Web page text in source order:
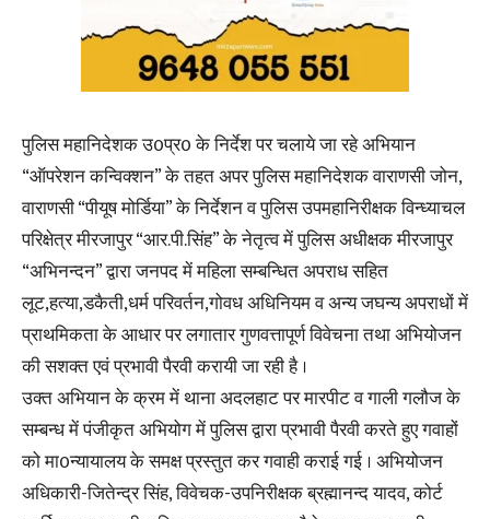
पुलिस महानिदेशक उ0प्र0 के निर्देश पर चलाये जा रहे अभियान
“ऑपरेशन कन्विक्शन” के तहत अपर पुलिस महानिदेशक वाराणसी जोन,
वाराणसी “पीयूष मोर्डिया” के निर्देशन व पुलिस उपमहानिरीक्षक विन्ध्याचल
परिक्षेत्र मीरजापुर “आर.पी.सिंह” के नेतृत्व में पुलिस अधीक्षक मीरजापुर
“अभिनन्दन” द्वारा जनपद में महिला सम्बन्धित अपराध सहित
लूट,हत्या,डकैती,धर्म परिवर्तन,गोवध अधिनियम व अन्य जघन्य अपराधों में
प्राथमिकता के आधार पर लगातार गुणवत्तापूर्ण विवेचना तथा अभियोजन
की सशक्त एवं प्रभावी पैरवी करायी जा रही है ।
उक्त अभियान के क्रम में थाना अदलहाट पर मारपीट व गाली गलौज के
सम्बन्ध में पंजीकृत अभियोग में पुलिस द्वारा प्रभावी पैरवी करते हुए गवाहों
को मा0न्यायालय के समक्ष प्रस्तुत कर गवाही कराई गई । अभियोजन
अधिकारी-जितेन्द्र सिंह, विवेचक-उपनिरीक्षक ब्रह्मानन्द यादव, कोर्ट